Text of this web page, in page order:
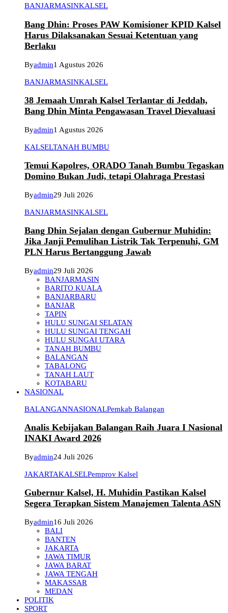
BANJARMASINKALSEL
Bang Dhin: Proses PAW Komisioner KPID Kalsel
Harus Dilaksanakan Sesuai Ketentuan yang
Berlaku
Byadmin1 Agustus 2026
BANJARMASINKALSEL
38 Jemaah Umrah Kalsel Terlantar di Jeddah,
Bang Dhin Minta Pengawasan Travel Dievaluasi
Byadmin1 Agustus 2026
KALSELTANAH BUMBU
Temui Kapolres, ORADO Tanah Bumbu Tegaskan
Domino Bukan Judi, tetapi Olahraga Prestasi
Byadmin29 Juli 2026
BANJARMASINKALSEL
Bang Dhin Sejalan dengan Gubernur Muhidin:
Jika Janji Pemulihan Listrik Tak Terpenuhi, GM
PLN Harus Bertanggung Jawab
Byadmin29 Juli 2026
BANJARMASIN
BARITO KUALA
BANJARBARU
BANJAR
TAPIN
HULU SUNGAI SELATAN
HULU SUNGAI TENGAH
HULU SUNGAI UTARA
TANAH BUMBU
BALANGAN
TABALONG
TANAH LAUT
KOTABARU
NASIONAL
BALANGANNASIONALPemkab Balangan
Analis Kebijakan Balangan Raih Juara I Nasional
INAKI Award 2026
Byadmin24 Juli 2026
JAKARTAKALSELPemprov Kalsel
Gubernur Kalsel, H. Muhidin Pastikan Kalsel
Segera Terapkan Sistem Manajemen Talenta ASN
Byadmin16 Juli 2026
BALI
BANTEN
JAKARTA
JAWA TIMUR
JAWA BARAT
JAWA TENGAH
MAKASSAR
MEDAN
POLITIK
SPORT